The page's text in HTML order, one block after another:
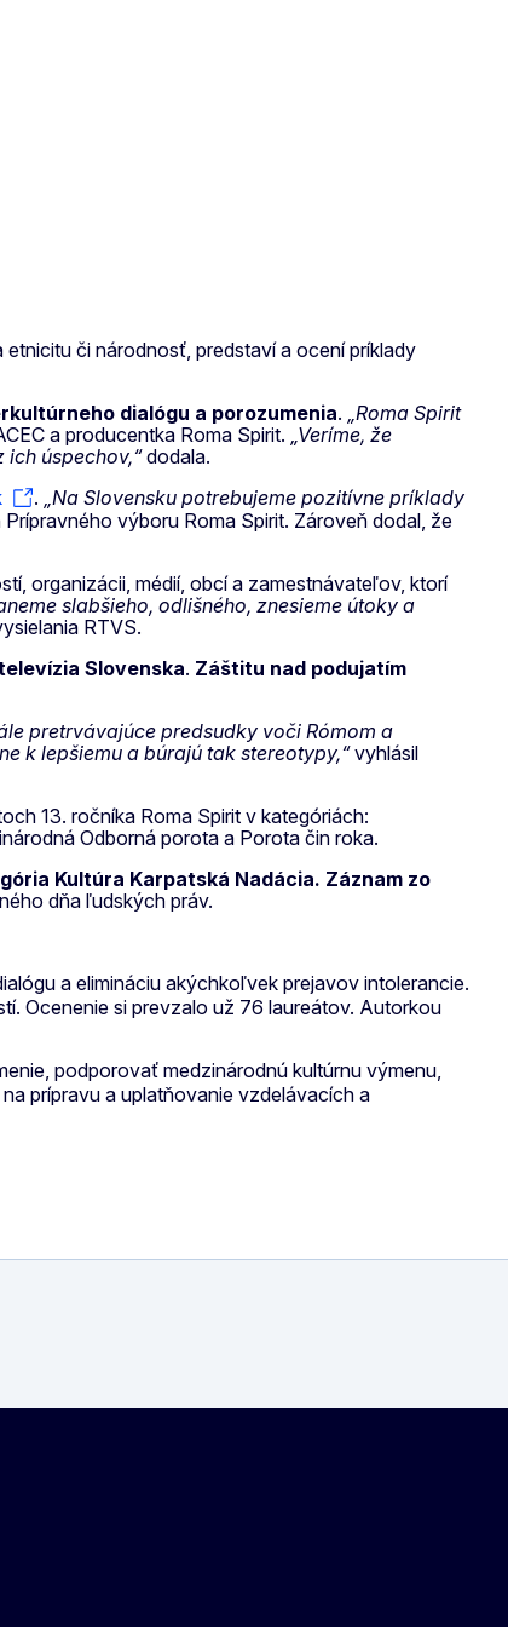
či národnosť, predstaví a ocení príklady
dialógu a porozumenia. „Roma Spirit
a producentka Roma Spirit. „Veríme, že
úspechov,“dodala.
. „Na Slovensku potrebujeme pozitívne príklady
Prípravného výboru Roma Spirit. Zároveň dodal, že
organizácii, médií, obcí a zamestnávateľov, ktorí
slabšieho, odlišného, znesieme útoky a
RTVS.
Slovenska. Záštitu nad podujatím
pretrvávajúce predsudky voči Rómom a
k lepšiemu a búrajú tak stereotypy,“vyhlásil
13. ročníka Roma Spirit v kategóriách:
Odborná porota a Porota čin roka.
Kultúra Karpatská Nadácia. Záznam zo
dňa ľudských práv.
a elimináciu akýchkoľvek prejavov intolerancie.
Ocenenie si prevzalo už 76 laureátov. Autorkou
podporovať medzinárodnú kultúrnu výmenu,
prípravu a uplatňovanie vzdelávacích a